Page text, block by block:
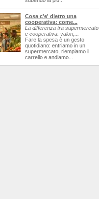
Cosa c'e' dietro una
cooperativa: come...
La differenza tra supermercato
e cooperativa: valori,...
Fare la spesa è un gesto
quotidiano: entriamo in un
supermercato, riempiamo il
carrello e andiamo...